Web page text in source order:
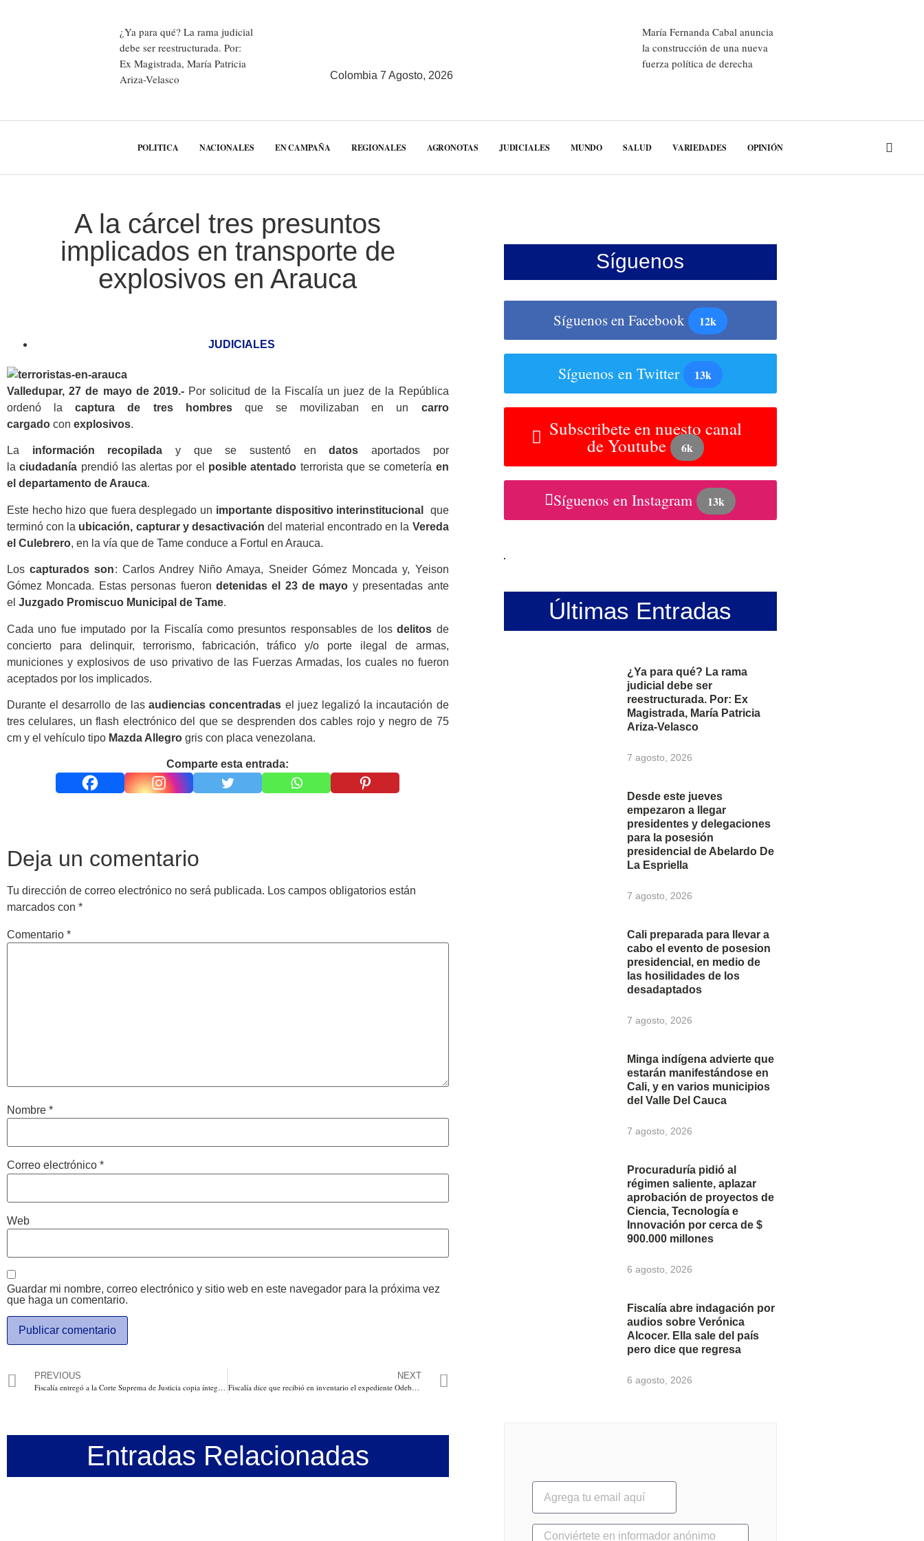
¿Ya para qué? La rama judicial
debe ser reestructurada. Por:
Ex Magistrada, María Patricia
Ariza-Velasco
Colombia 7 Agosto, 2026
María Fernanda Cabal anuncia
la construcción de una nueva
fuerza política de derecha
POLITICA NACIONALES EN CAMPAÑA REGIONALES AGRONOTAS JUDICIALES MUNDO SALUD VARIEDADES OPINIÓN
A la cárcel tres presuntos
implicados en transporte de
explosivos en Arauca
JUDICIALES
Valledupar, 27 de mayo de 2019.- Por solicitud de la Fiscalía un juez de la República
ordenó lacaptura de tres hombresque se movilizaban en un carro
cargado con explosivos.
La información recopilada y que se sustentó endatos aportados por
laciudadanía prendió las alertas por el posible atentado terrorista que se cometería en
el departamento de Arauca.
Este hecho hizo que fuera desplegado un importante dispositivo interinstitucional
que
terminó con la ubicación, capturar y desactivación del material encontrado en la Vereda
el Culebrero, en la vía que de Tame conduce a Fortul en Arauca.
Loscapturados son: Carlos Andrey Niño Amaya, Sneider Gómez Moncada y, Yeison
Gómez Moncada. Estas personas fueron detenidas el 23 de mayo y presentadas ante
el Juzgado Promiscuo Municipal de Tame.
Cada uno fue imputado por la Fiscalía como presuntos responsables de losdelitos de
concierto para delinquir, terrorismo, fabricación, tráfico y/o porte ilegal de armas,
municiones y explosivos de uso privativo de las Fuerzas Armadas, los cuales no fueron
aceptados por los implicados.
Durante el desarrollo de lasaudiencias concentradas el juez legalizó la incautación de
tres celulares, un flash electrónico del que se desprenden dos cables rojo y negro de 75
cm y el vehículo tipo Mazda Allegro gris con placa venezolana.
Comparte esta entrada:
Deja un comentario
Tu dirección de correo electrónico no será publicada. Los campos obligatorios están
marcados con *
Comentario *
Nombre *
Correo electrónico *
Web
Guardar mi nombre, correo electrónico y sitio web en este navegador para la próxima vez
que haga un comentario.
PREVIOUS
Fiscalía entregó a la Corte Suprema de Justicia copia íntegra de todos y cada uno de los archivos de audio y/o video y evidencias sobre presunta corrupción del Cartel de la Toga
NEXT
Fiscalía dice que recibió en inventario el expediente Odebrecht que llevaba el Fiscal Ad Hoc, no obstante Fabio Espitia quien tiene los procesos, está impedido en los casos de Gina Parody y Cecilia Álvarez
Entradas Relacionadas
Síguenos
Síguenos en Facebook 12k
Síguenos en Twitter 13k
Subscribete en nuesto canal
de Youtube 6k
Síguenos en Instagram 13k
Últimas Entradas
¿Ya para qué? La rama
judicial debe ser
reestructurada. Por: Ex
Magistrada, María Patricia
Ariza-Velasco
7 agosto, 2026
Desde este jueves
empezaron a llegar
presidentes y delegaciones
para la posesión
presidencial de Abelardo De
La Espriella
7 agosto, 2026
Cali preparada para llevar a
cabo el evento de posesion
presidencial, en medio de
las hosilidades de los
desadaptados
7 agosto, 2026
Minga indígena advierte que
estarán manifestándose en
Cali, y en varios municipios
del Valle Del Cauca
7 agosto, 2026
Procuraduría pidió al
régimen saliente, aplazar
aprobación de proyectos de
Ciencia, Tecnología e
Innovación por cerca de $
900.000 millones
6 agosto, 2026
Fiscalía abre indagación por
audios sobre Verónica
Alcocer. Ella sale del país
pero dice que regresa
6 agosto, 2026